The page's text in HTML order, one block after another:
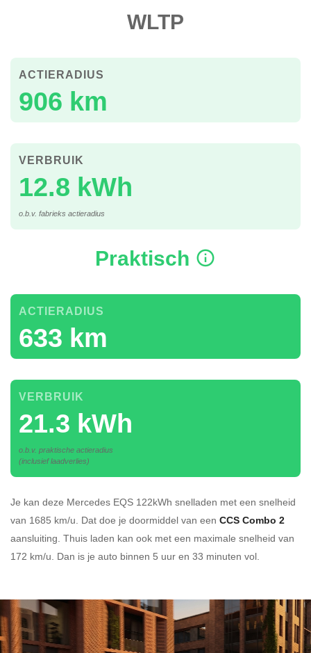
WLTP
906 km
ACTIERADIUS
12.8 kWh
VERBRUIK
o.b.v. fabrieks actieradius
Praktisch
633 km
ACTIERADIUS
21.3 kWh
VERBRUIK
o.b.v. praktische actieradius
(inclusief laadverlies)
Je kan deze Mercedes EQS 122kWh snelladen met een snelheid
van 1685 km/u. Dat doe je doormiddel van een CCS Combo 2
aansluiting. Thuis laden kan ook met een maximale snelheid van
172 km/u. Dan is je auto binnen 5 uur en 33 minuten vol.